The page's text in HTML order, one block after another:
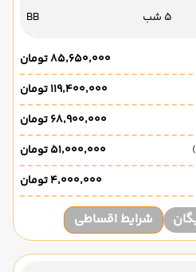
5 شب BB
۸۵٬۶۵۰٬۰۰۰ تومان
۱۱۹٬۴۰۰٬۰۰۰ تومان
۶۸٬۹۰۰٬۰۰۰ تومان
۵۱٬۰۰۰٬۰۰۰ تومان
۴٬۰۰۰٬۰۰۰ تومان
شرایط اقساطی